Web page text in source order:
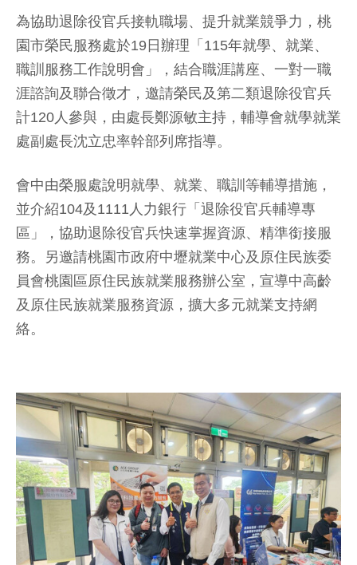
為協助退除役官兵接軌職場、提升就業競爭力，桃
園市榮民服務處於19日辦理「115年就學、就業、
職訓服務工作說明會」，結合職涯講座、一對一職
涯諮詢及聯合徵才，邀請榮民及第二類退除役官兵
計120人參與，由處長鄭源敏主持，輔導會就學就業
處副處長沈立忠率幹部列席指導。
會中由榮服處說明就學、就業、職訓等輔導措施，
並介紹104及1111人力銀行「退除役官兵輔導專
區」，協助退除役官兵快速掌握資源、精準銜接服
務。另邀請桃園市政府中壢就業中心及原住民族委
員會桃園區原住民族就業服務辦公室，宣導中高齡
及原住民族就業服務資源，擴大多元就業支持網
絡。